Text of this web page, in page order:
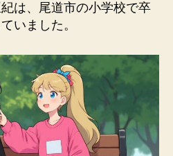
は、尾道市の小学校で卒
いました。